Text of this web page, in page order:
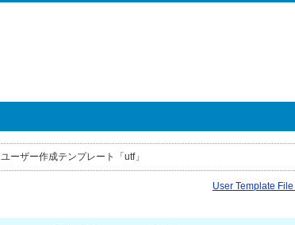
ユーザー作成テンプレート「utf」
User Template